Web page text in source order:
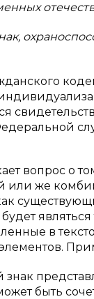
вопрос о
же
будет
в
быть